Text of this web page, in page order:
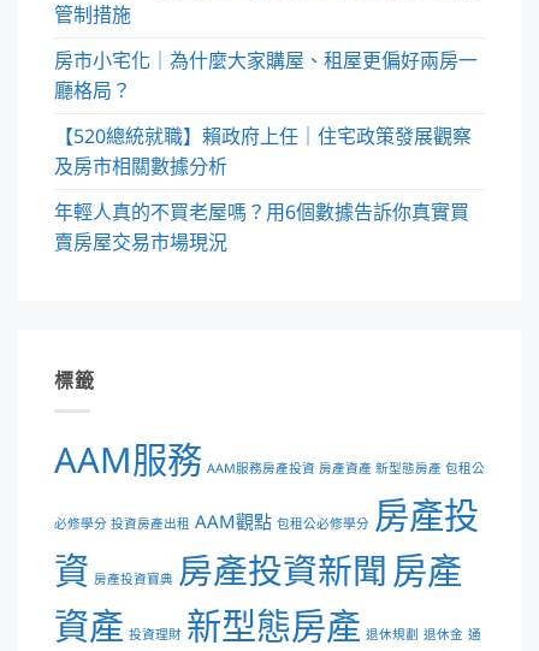
管制措施
房市小宅化｜為什麼大家購屋、租屋更偏好兩房一
廳格局？
【520總統就職】賴政府上任｜住宅政策發展觀察
及房市相關數據分析
年輕人真的不買老屋嗎？用6個數據告訴你真實買
賣房屋交易市場現況
標籤
AAM服務 AAM服務房產投資 房產資產 新型態房產 包租公
必修學分 投資房產出租 AAM觀點 包租公必修學分 房產投
資 房產投資寶典 房產投資新聞 房產
資產 投資理財 新型態房產 退休規劃 退休金 通